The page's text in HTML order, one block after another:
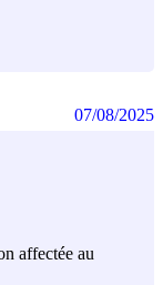
affectée au
07/08/2025